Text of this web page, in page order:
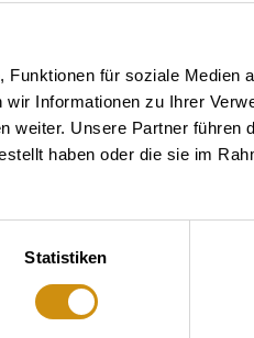
für soziale Medien
Informationen zu Ihrer
weiter. Unsere Partner führen
haben oder die sie im
Statistiken